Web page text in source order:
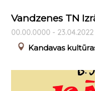
Vandzenes TN
00.00.0000 - 23.04.2022
Kandavas